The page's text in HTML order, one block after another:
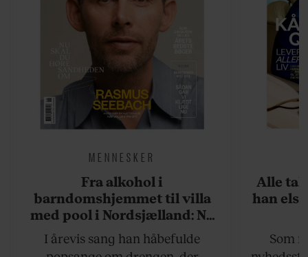
MENNESKER
Fra alkohol i
barndomshjemmet til villa
med pool i Nordsjælland: Nu
skal du høre sandheden om
Rasmus Seebach
I årevis sang han håbefulde
Alle
han
Som